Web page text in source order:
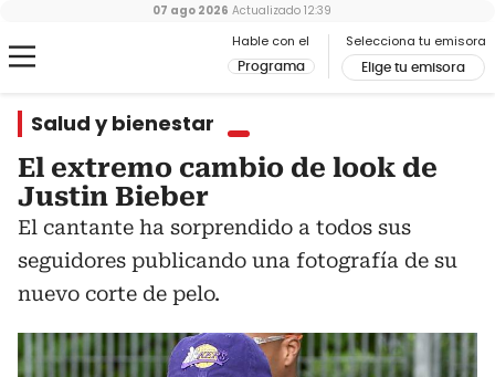
Hable con el
Programa
Selecciona tu emisora
Elige tu emisora
07 ago 2026 Actualizado 12:39
Salud y bienestar
El extremo cambio de look de
Justin Bieber
El cantante ha sorprendido a todos sus
seguidores publicando una fotografía de su
nuevo corte de pelo.